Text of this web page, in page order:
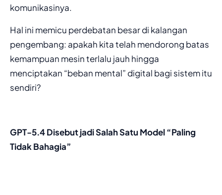
komunikasinya.
Hal ini memicu perdebatan besar di kalangan
pengembang: apakah kita telah mendorong batas
kemampuan mesin terlalu jauh hingga
menciptakan “beban mental” digital bagi sistem itu
sendiri?
GPT-5.4 Disebut jadi Salah Satu Model “Paling
Tidak Bahagia”